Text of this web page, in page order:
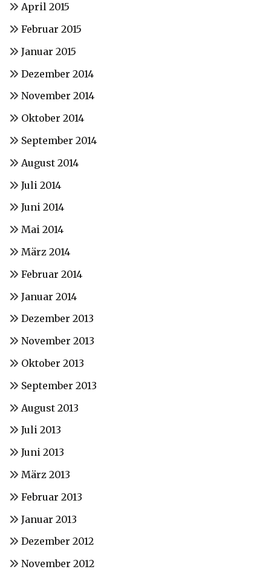
April 2015
Februar 2015
Januar 2015
Dezember 2014
November 2014
Oktober 2014
September 2014
August 2014
Juli 2014
Juni 2014
Mai 2014
März 2014
Februar 2014
Januar 2014
Dezember 2013
November 2013
Oktober 2013
September 2013
August 2013
Juli 2013
Juni 2013
März 2013
Februar 2013
Januar 2013
Dezember 2012
November 2012